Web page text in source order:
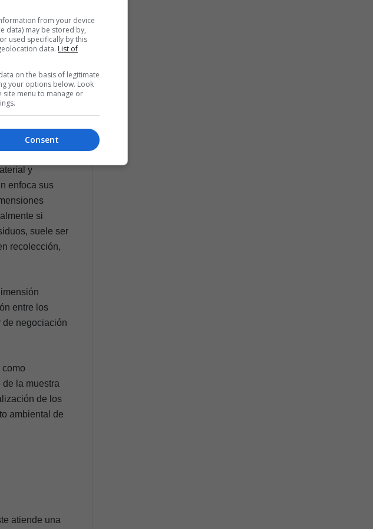
de México y
tarifas de
areducir
y
enfoca sus
si
suele ser
recolección,
entre los
de negociación
como
la muestra
de los
ambiental de
atiende una
from your device
data) may be stored by,
used specifically by this
data. List of
on the basis of legitimate
your options below. Look
menu to manage or
Consent